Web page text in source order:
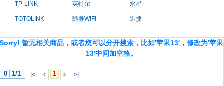
TP-LINK 英特尔 水星
TOTOLINK 随身WIFI 迅捷
Sorry! 暂无相关商品，或者您可以分开搜索，比如'苹果13'，修改为'苹果
13'中间加空格。
0 1/1 |< < 1 > >|